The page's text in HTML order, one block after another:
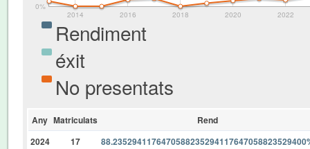
2014 2016 2018 2020 2022
0%
Rendiment
éxit
No presentats
Any Matriculats
Rend
2024
17